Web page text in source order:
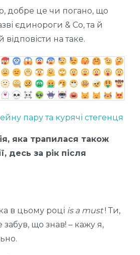
добре це чи погано, що
єдинороги & Co, та й
відповісти на таке.
пару та курячі стегенця
яка трапилася також
десь за рік після
в цьому році іѕ а must! Ти,
що знав! – кажу я,